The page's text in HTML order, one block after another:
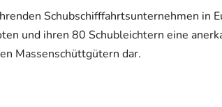
Schubschifffahrtsunternehmen in
und ihren 80 Schubleichtern eine
Massenschüttgütern dar.